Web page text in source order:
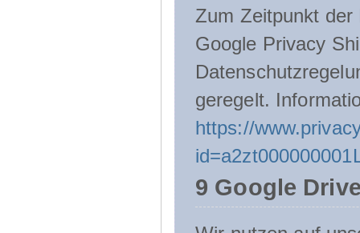
Zum Zeitpunkt der
Google Privacy
geregelt.
https://
9 Google